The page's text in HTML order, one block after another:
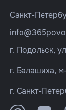
Санкт-
г. Подольск,
г. Балашиха,
г. Санкт-